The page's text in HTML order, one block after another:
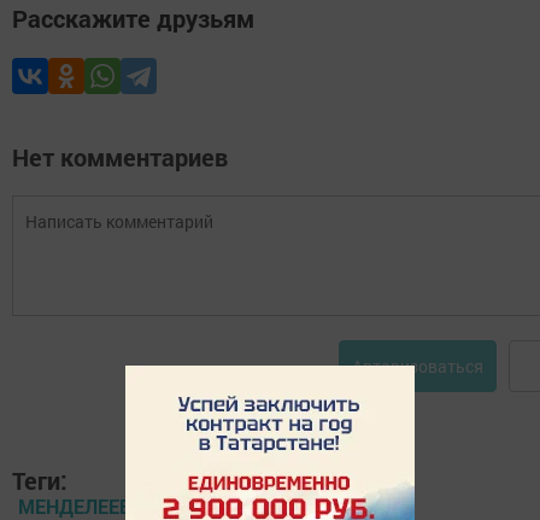
Расскажите друзьям
Нет комментариев
Авторизоваться
Теги:
МЕНДЕЛЕЕВСКИЕ НОВОСТИ